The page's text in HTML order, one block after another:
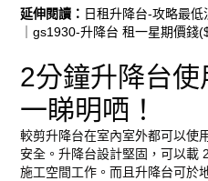
延伸閱讀： 日租升降台-攻略最低
｜gs1930-升降台 租一星期價錢
2分鐘升降台使
一睇明哂！
較剪升降台在室內室外都可以使
安全。升降台設計堅固，可以載
施工空間工作。而且升降台可於